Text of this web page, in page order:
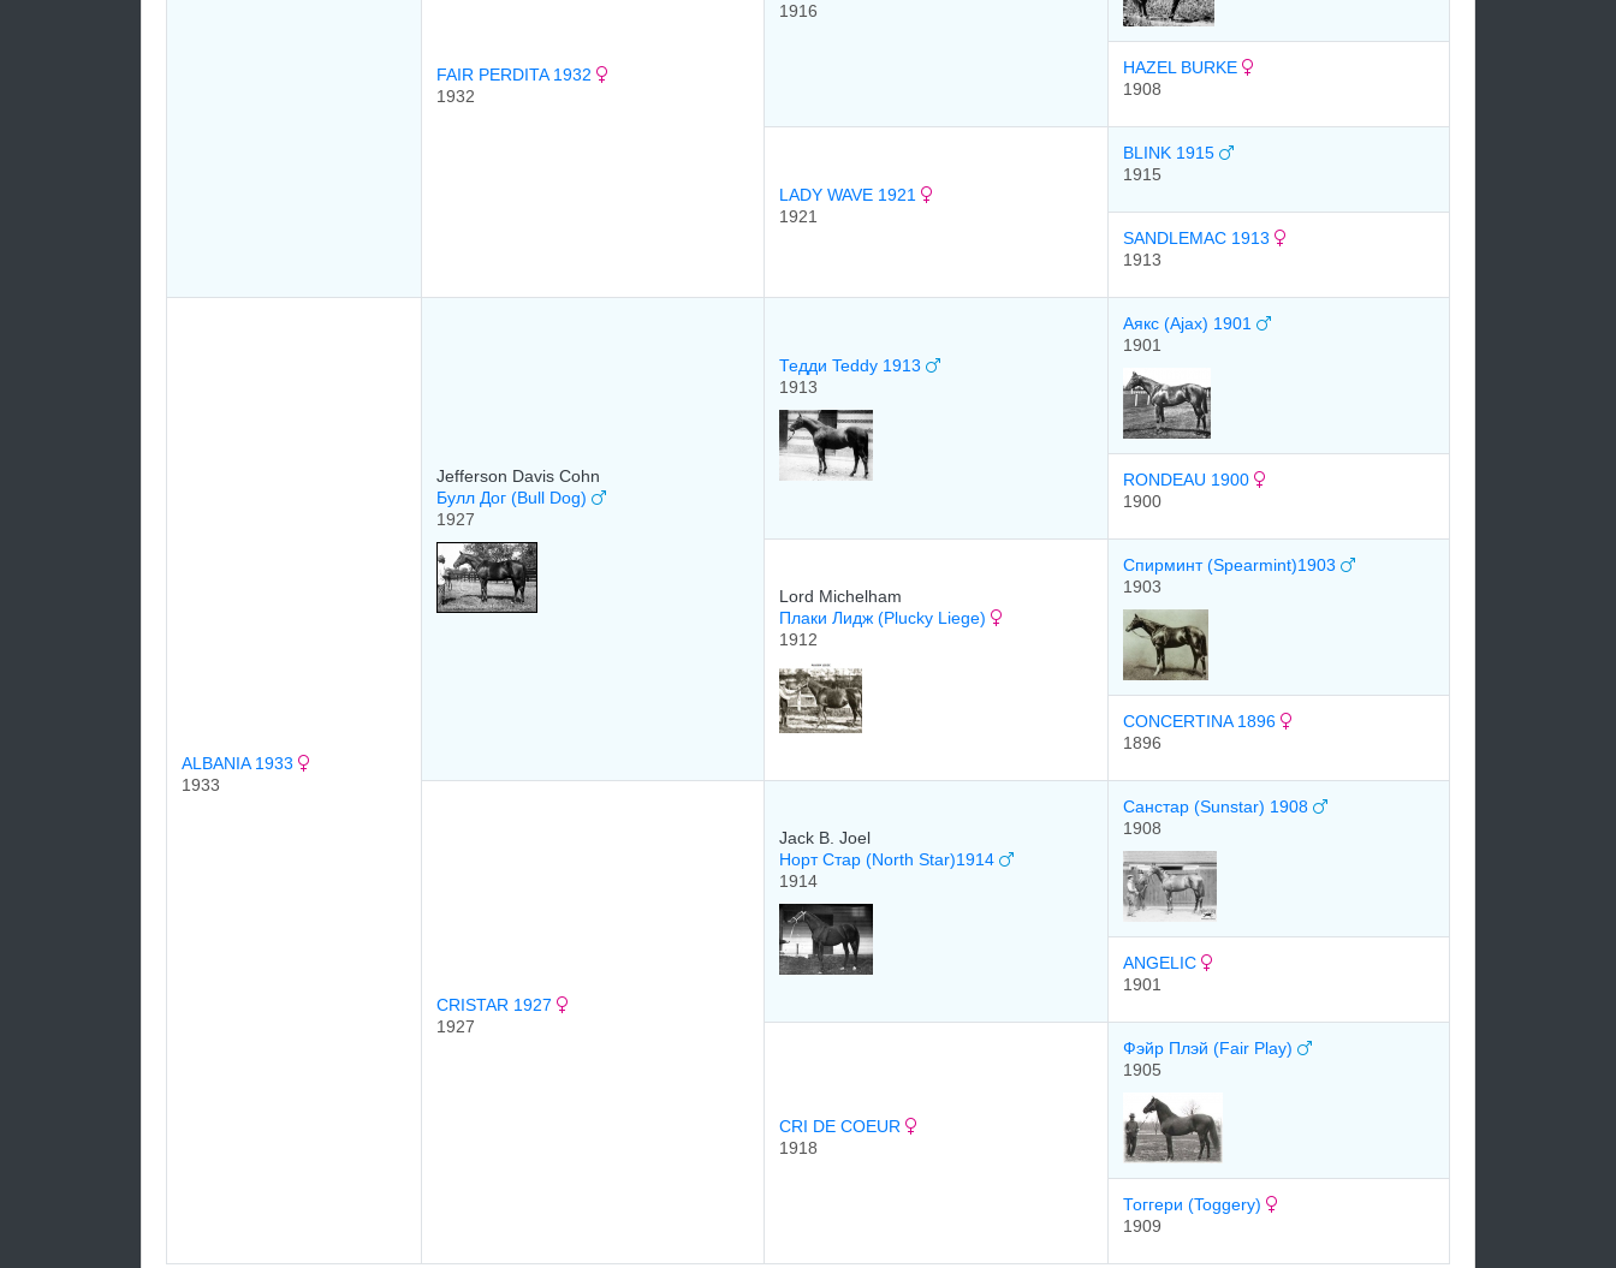
FAIR PERDITA 1932
1932
1916
HAZEL BURKE
1908
LADY WAVE 1921
1921
BLINK 1915
1915
SANDLEMAC 1913
1913
ALBANIA 1933
1933
Jefferson Davis Cohn
Булл Дог (Bull Dog)
1927
Тедди Teddy 1913
1913
Аякс (Ajax) 1901
1901
RONDEAU 1900
1900
Lord Michelham
Плаки Лидж (Plucky Liege)
1912
Спирминт (Spearmint)1903
1903
CONCERTINA 1896
1896
CRISTAR 1927
1927
Jack B. Joel
Норт Стар (North Star)1914
1914
Санстар (Sunstar) 1908
1908
ANGELIC
1901
CRI DE COEUR
1918
Фэйр Плэй (Fair Play)
1905
Тоггери (Toggery)
1909